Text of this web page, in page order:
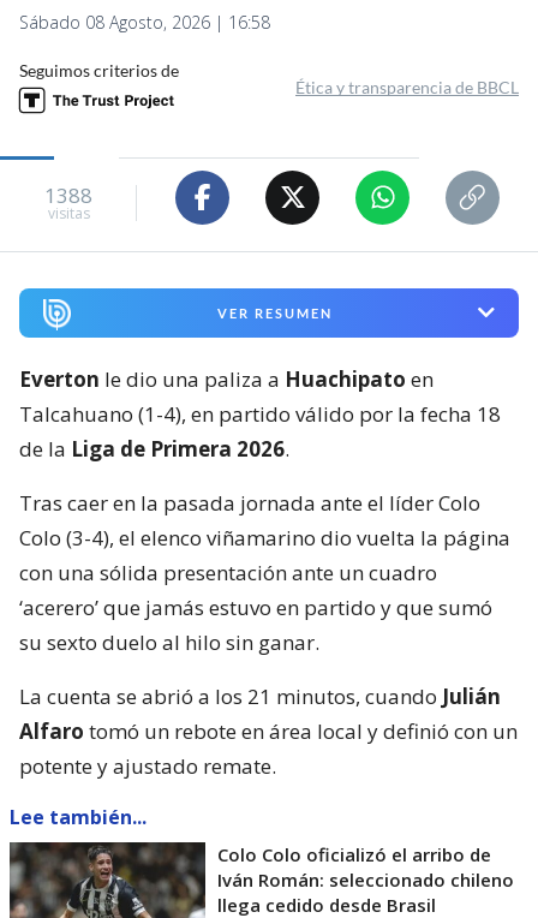
Sábado 08 Agosto, 2026 | 16:58
Seguimos criterios de
Ética y transparencia de BBCL
1388
visitas
VER RESUMEN
Everton le dio una paliza a Huachipato en
Talcahuano (1-4), en partido válido por la fecha 18
de la Liga de Primera 2026.
Tras caer en la pasada jornada ante el líder Colo
Colo (3-4), el elenco viñamarino dio vuelta la página
con una sólida presentación ante un cuadro
‘acerero’ que jamás estuvo en partido y que sumó
su sexto duelo al hilo sin ganar.
La cuenta se abrió a los 21 minutos, cuando Julián
Alfaro tomó un rebote en área local y definió con un
potente y ajustado remate.
Lee también...
Colo Colo oficializó el arribo de
Iván Román: seleccionado chileno
llega cedido desde Brasil